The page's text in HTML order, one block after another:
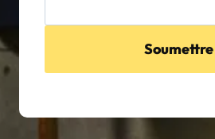
Soumettre